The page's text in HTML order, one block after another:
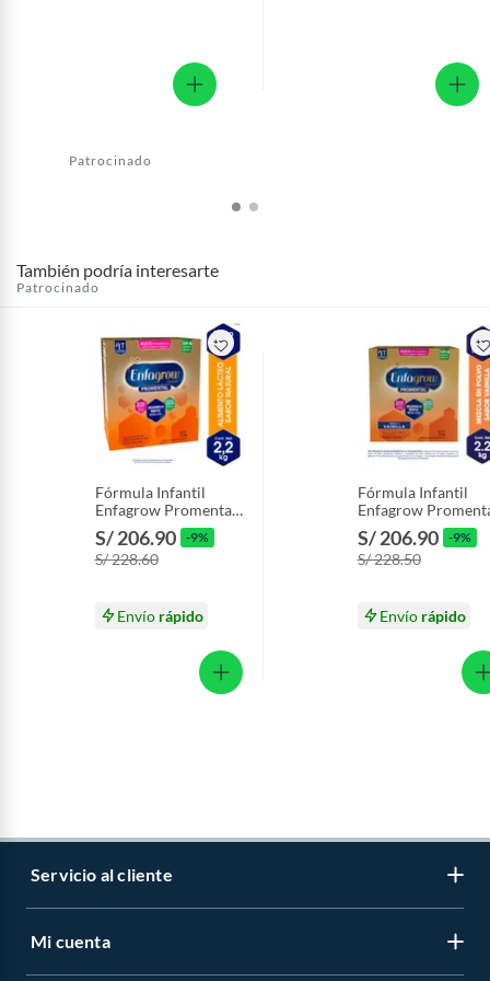
Patrocinado
También podría interesarte
Patrocinado
Fórmula Infantil
Enfagrow Promental
Caja 2.2 Kg
S/ 206.90 -9%
S/ 228.60
Envío rápido
Fórmula Infantil
Enfagrow
Vainilla Caja 2.2 Kg
S/ 206.90 -9%
S/ 228.50
Envío rápido
Servicio al cliente
Libro de reclamaciones
Mi cuenta